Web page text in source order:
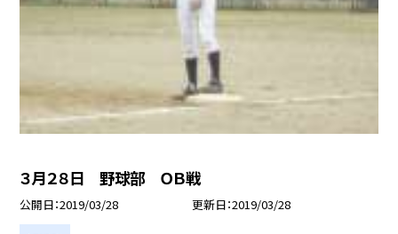
３月２８日 野球部 ＯＢ戦
公開日 2019/03/28 更新日 2019/03/28